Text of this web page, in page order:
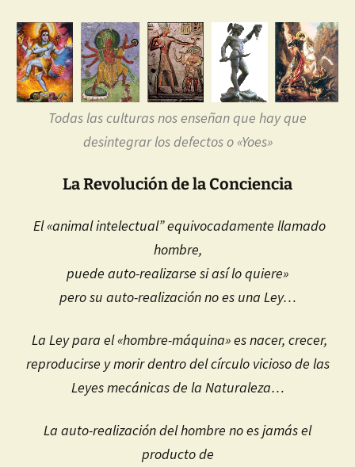
Todas las culturas nos enseñan que hay que
desintegrar los defectos o «Yoes»
La Revolución de la Conciencia
El «animal intelectual” equivocadamente llamado
hombre,
puede auto-realizarse si así lo quiere»
pero su auto-realización no es una Ley…
La Ley para el «hombre-máquina» es nacer, crecer,
reproducirse y morir dentro del círculo vicioso de las
Leyes mecánicas de la Naturaleza…
La auto-realización del hombre no es jamás el
producto de